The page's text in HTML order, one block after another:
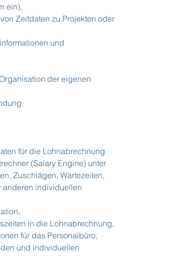
ein),
Zeitdaten zu Projekten oder
und
der eigenen
für die Lohnabrechnung
(Salary Engine) unter
Zuschlägen, Wartezeiten,
anderen individuellen
in die Lohnabrechnung,
für das Personalbüro,
und individuellen